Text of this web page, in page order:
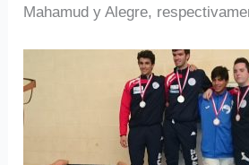
Mahamud y Alegre,